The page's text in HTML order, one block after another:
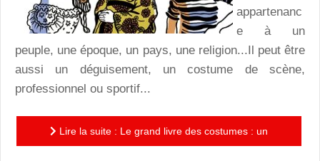
appartenanc
e à un
peuple, une époque, un pays, une religion...Il peut être
aussi un déguisement, un costume de scène,
professionnel ou sportif...
Lire la suite : Le grand livre des costumes : un